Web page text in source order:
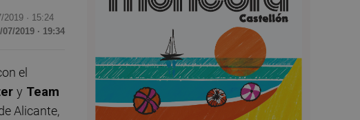
2019 · 15:24
2019 · 19:34
el
y Team
Alicante,